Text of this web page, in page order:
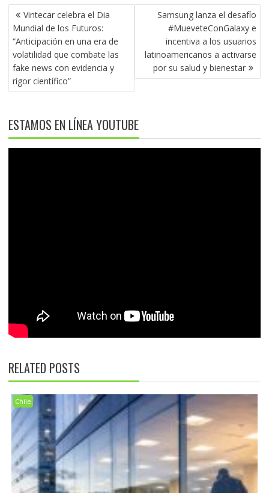
NAVEGACIÓN
DE
ENTRADAS
Vintecar celebra el Dia
Mundial de los Futuros:
“Anticipación en una era de
volatilidad que combate las
fake news con evidencia y
rigor científico”
Samsung lanza el desafío
#MueveteConGalaxy e
incentiva a los usuarios
latinoamericanos a activarse
por su salud y bienestar
ESTAMOS EN LÍNEA YOUTUBE
RELATED POSTS
Chile